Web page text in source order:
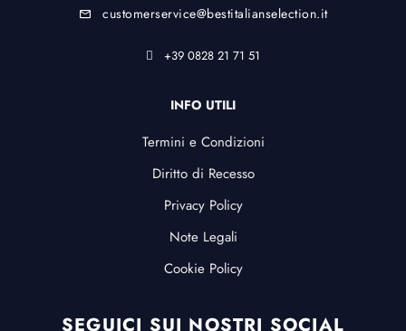
customerservice@bestitalianselection.it
+39 0828 21 71 51
INFO UTILI
Termini e Condizioni
Diritto di Recesso
Privacy Policy
Note Legali
Cookie Policy
SEGUICI SUI NOSTRI SOCIAL